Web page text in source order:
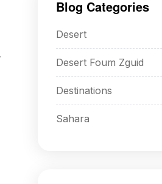
Blog Categories
Desert
Desert Foum Zguid
Destinations
Sahara